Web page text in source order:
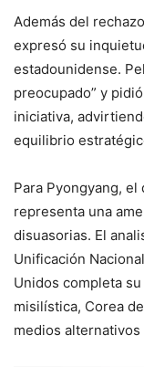
Además del
expresó su
estadounidense.
preocupado” y
iniciativa,
equilibrio
Para Pyongyang,
representa una
disuasorias. El
Unificación
Unidos completa
misilística, Corea
medios